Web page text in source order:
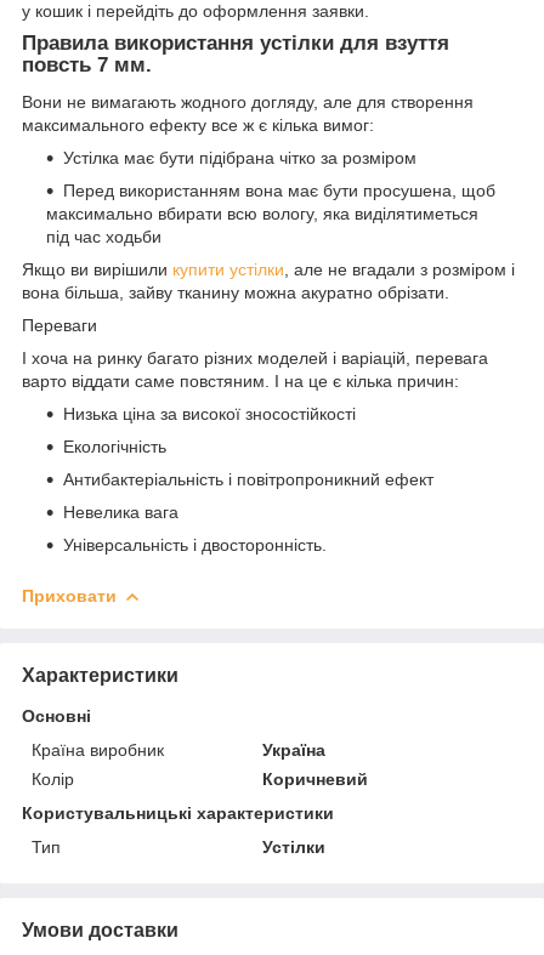
у кошик і перейдіть до оформлення заявки.
Правила використання устілки для взуття
повсть 7 мм.
Вони не вимагають жодного догляду, але для створення
максимального ефекту все ж є кілька вимог:
Устілка має бути підібрана чітко за розміром
Перед використанням вона має бути просушена, щоб
максимально вбирати всю вологу, яка виділятиметься
під час ходьби
Якщо ви вирішили купити устілки , але не вгадали з розміром і
вона більша, зайву тканину можна акуратно обрізати.
Переваги
І хоча на ринку багато різних моделей і варіацій, перевага
варто віддати саме повстяним. І на це є кілька причин:
Низька ціна за високої зносостійкості
Екологічність
Антибактеріальність і повітропроникний ефект
Невелика вага
Універсальність і двосторонність.
Приховати
Характеристики
Основні
Країна виробник
Україна
Колір
Коричневий
Користувальницькі характеристики
Тип
Устілки
Умови доставки